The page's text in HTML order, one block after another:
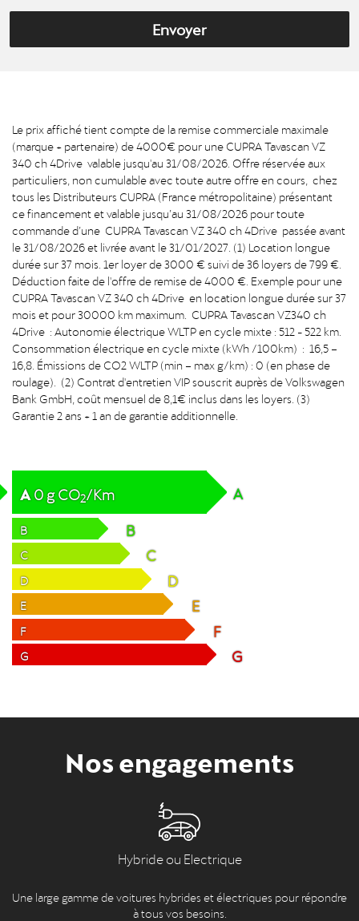
Envoyer
Le prix affiché tient compte de la remise commerciale maximale
(marque + partenaire) de 4000€ pour une CUPRA Tavascan VZ
340 ch 4Drive valable jusqu'au 31/08/2026. Offre réservée aux
particuliers, non cumulable avec toute autre offre en cours, chez
tous les Distributeurs CUPRA (France métropolitaine) présentant
ce financement et valable jusqu’au 31/08/2026 pour toute
commande d’une CUPRA Tavascan VZ 340 ch 4Drive passée avant
le 31/08/2026 et livrée avant le 31/01/2027. (1) Location longue
durée sur 37 mois. 1er loyer de 3000 € suivi de 36 loyers de 799 €.
Déduction faite de l'offre de remise de 4000 €. Exemple pour une
CUPRA Tavascan VZ 340 ch 4Drive en location longue durée sur 37
mois et pour 30000 km maximum. CUPRA Tavascan VZ340 ch
4Drive : Autonomie électrique WLTP en cycle mixte : 512 - 522 km.
Consommation électrique en cycle mixte (kWh /100km) : 16,5 –
16,8. Émissions de CO2 WLTP (min – max g/km) : 0 (en phase de
roulage). (2) Contrat d'entretien VIP souscrit auprès de Volkswagen
Bank GmbH, coût mensuel de 8,1€ inclus dans les loyers. (3)
Garantie 2 ans + 1 an de garantie additionnelle.
A0gCO2/Km A
B B
C C
D D
E E
F F
G G
Nos engagements
Hybride ou Electrique
Une large gamme de voitures hybrides et électriques pour répondre
à tous vos besoins.